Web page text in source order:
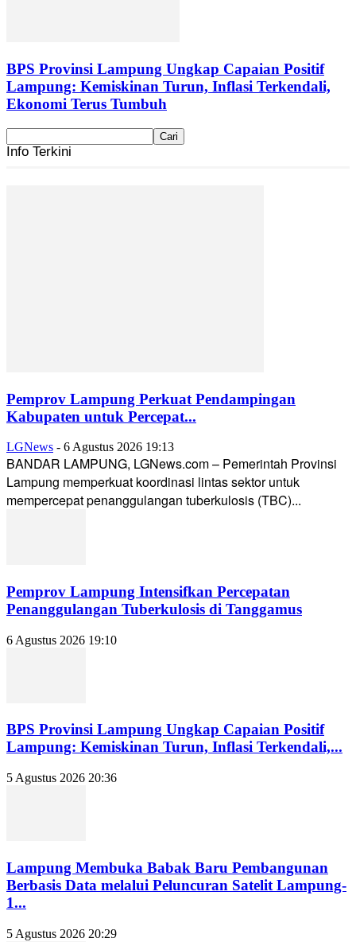
BPS Provinsi Lampung Ungkap Capaian Positif
Lampung: Kemiskinan Turun, Inflasi Terkendali,
Ekonomi Terus Tumbuh
Info Terkini
Pemprov Lampung Perkuat Pendampingan
Kabupaten untuk Percepat...
LGNews - 6 Agustus 2026 19:13
BANDAR LAMPUNG, LGNews.com – Pemerintah Provinsi
Lampung memperkuat koordinasi lintas sektor untuk
mempercepat penanggulangan tuberkulosis (TBC)...
Pemprov Lampung Intensifkan Percepatan
Penanggulangan Tuberkulosis di Tanggamus
6 Agustus 2026 19:10
BPS Provinsi Lampung Ungkap Capaian Positif
Lampung: Kemiskinan Turun, Inflasi Terkendali,...
5 Agustus 2026 20:36
Lampung Membuka Babak Baru Pembangunan
Berbasis Data melalui Peluncuran Satelit Lampung-
1...
5 Agustus 2026 20:29